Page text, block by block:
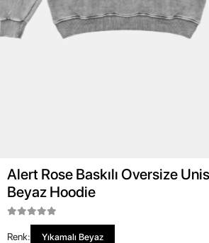
Alert Rose Baskılı Oversize
Beyaz Hoodie
Renk: Yıkamalı Beyaz